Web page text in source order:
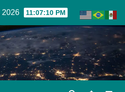
2026 11:07:11 PM